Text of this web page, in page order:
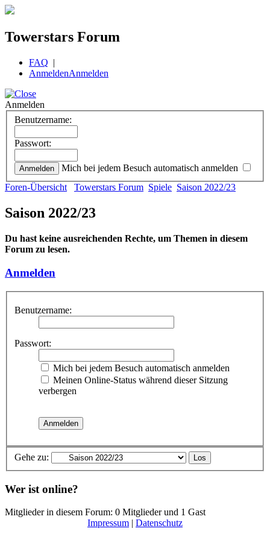
Towerstars Forum
FAQ |
AnmeldenAnmelden
Anmelden
Benutzername:
Passwort:
Mich bei jedem Besuch automatisch anmelden
Foren-Übersicht
Towerstars Forum Spiele Saison 2022/23
Saison 2022/23
Du hast keine ausreichenden Rechte, um Themen in diesem
Forum zu lesen.
Anmelden
Benutzername:
Passwort:
Mich bei jedem Besuch automatisch anmelden
Meinen Online-Status während dieser Sitzung
verbergen
Gehe zu:
Wer ist online?
Mitglieder in diesem Forum: 0 Mitglieder und 1 Gast
Impressum | Datenschutz